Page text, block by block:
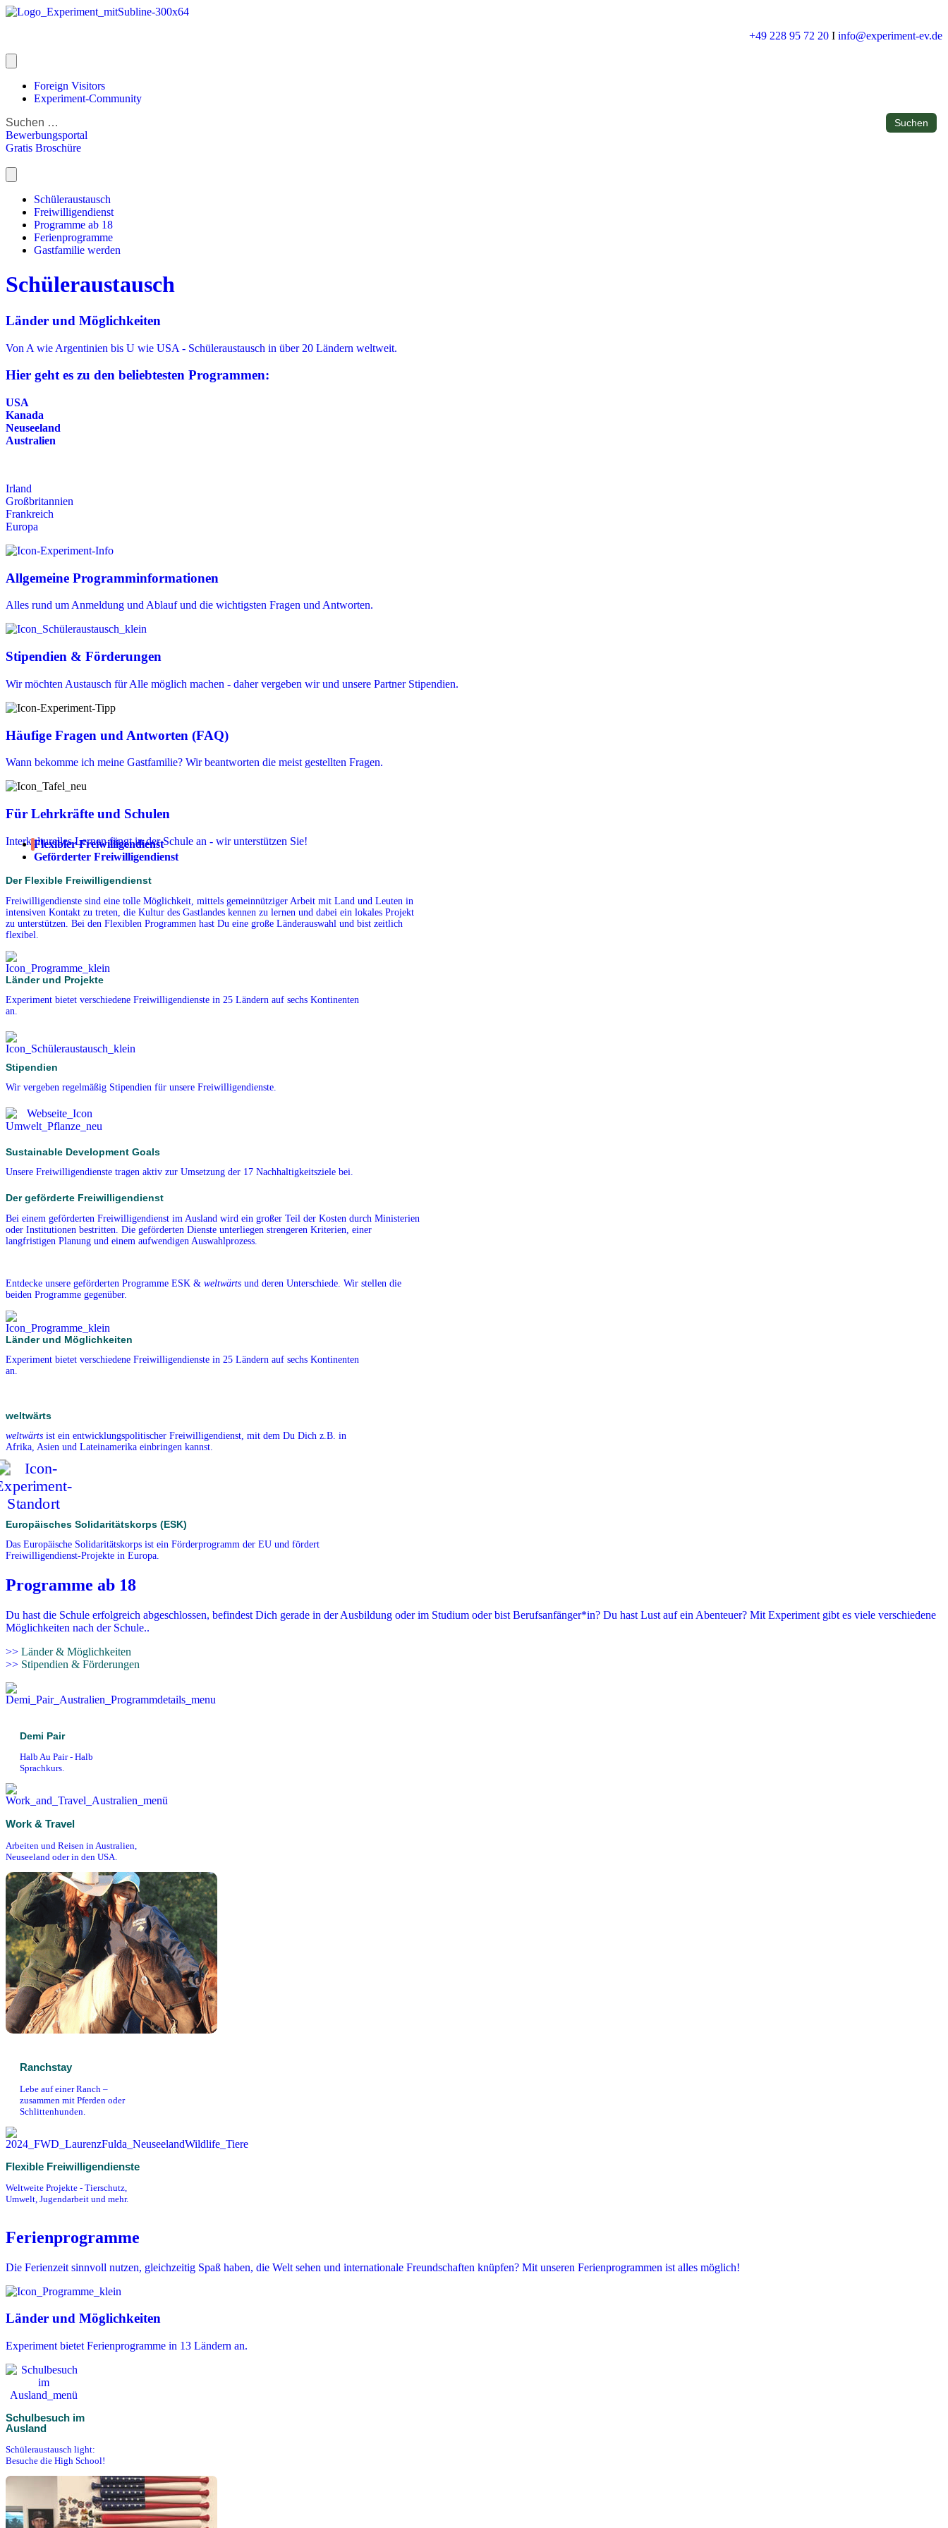
+49 228 95 72 20 I info@experiment-ev.de
Foreign Visitors
Experiment-Community
Bewerbungsportal
Gratis Broschüre
Schüleraustausch
Freiwilligendienst
Programme ab 18
Ferienprogramme
Gastfamilie werden
Schüleraustausch
Länder und Möglichkeiten
Von A wie Argentinien bis U wie USA - Schüleraustausch in über 20 Ländern weltweit.
Hier geht es zu den beliebtesten Programmen:
USA
Kanada
Neuseeland
Australien
Irland
Großbritannien
Frankreich
Europa
Allgemeine Programminformationen
Alles rund um Anmeldung und Ablauf und die wichtigsten Fragen und Antworten.
Stipendien & Förderungen
Wir möchten Austausch für Alle möglich machen - daher vergeben wir und unsere Partner Stipendien.
Häufige Fragen und Antworten (FAQ)
Wann bekomme ich meine Gastfamilie? Wir beantworten die meist gestellten Fragen.
Für Lehrkräfte und Schulen
Interkulturelles Lernen fängt in der Schule an - wir unterstützen Sie!
Flexibler Freiwilligendienst
Geförderter Freiwilligendienst
Der Flexible Freiwilligendienst
Freiwilligendienste sind eine tolle Möglichkeit, mittels gemeinnütziger Arbeit mit Land und Leuten in
intensiven Kontakt zu treten, die Kultur des Gastlandes kennen zu lernen und dabei ein lokales Projekt
zu unterstützen. Bei den Flexiblen Programmen hast Du eine große Länderauswahl und bist zeitlich
flexibel.
Länder und Projekte
Experiment bietet verschiedene Freiwilligendienste in 25 Ländern auf sechs Kontinenten
an.
Stipendien
Wir vergeben regelmäßig Stipendien für unsere Freiwilligendienste.
Sustainable Development Goals
Unsere Freiwilligendienste tragen aktiv zur Umsetzung der 17 Nachhaltigkeitsziele bei.
Der geförderte Freiwilligendienst
Bei einem geförderten Freiwilligendienst im Ausland wird ein großer Teil der Kosten durch Ministerien
oder Institutionen bestritten. Die geförderten Dienste unterliegen strengeren Kriterien, einer
langfristigen Planung und einem aufwendigen Auswahlprozess.
Entdecke unsere geförderten Programme ESK & weltwärts und deren Unterschiede. Wir stellen die
beiden Programme gegenüber.
Länder und Möglichkeiten
Experiment bietet verschiedene Freiwilligendienste in 25 Ländern auf sechs Kontinenten
an.
weltwärts
weltwärts ist ein entwicklungspolitischer Freiwilligendienst, mit dem Du Dich z.B. in
Afrika, Asien und Lateinamerika einbringen kannst.
Europäisches Solidaritätskorps (ESK)
Das Europäische Solidaritätskorps ist ein Förderprogramm der EU und fördert
Freiwilligendienst-Projekte in Europa.
Programme ab 18
Du hast die Schule erfolgreich abgeschlossen, befindest Dich gerade in der Ausbildung oder im Studium oder bist Berufsanfänger*in? Du hast Lust auf ein Abenteuer? Mit Experiment gibt es viele verschiedene
Möglichkeiten nach der Schule..
>> Länder & Möglichkeiten
>> Stipendien & Förderungen
Demi Pair
Halb Au Pair - Halb
Sprachkurs.
Work & Travel
Arbeiten und Reisen in Australien,
Neuseeland oder in den USA.
Ranchstay
Lebe auf einer Ranch –
zusammen mit Pferden oder
Schlittenhunden.
Flexible Freiwilligendienste
Weltweite Projekte - Tierschutz,
Umwelt, Jugendarbeit und mehr.
Ferienprogramme
Die Ferienzeit sinnvoll nutzen, gleichzeitig Spaß haben, die Welt sehen und internationale Freundschaften knüpfen? Mit unseren Ferienprogrammen ist alles möglich!
Länder und Möglichkeiten
Experiment bietet Ferienprogramme in 13 Ländern an.
Schulbesuch im
Ausland
Schüleraustausch light:
Besuche die High School!